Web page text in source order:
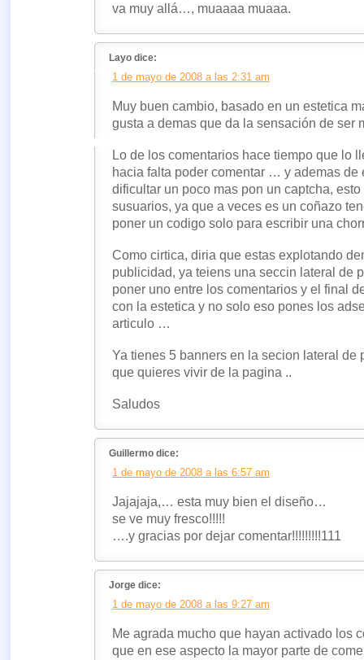
va muy allá…, muaaaa muaaa.
Layo dice:
1 de mayo de 2008 a las 2:31 am
Muy buen cambio, basado en un estetica
gusta a demas que da la sensación de ser
Lo de los comentarios hace tiempo que lo
hacia falta poder comentar … y ademas de
dificultar un poco mas pon un captcha,
susuarios, ya que a veces es un coñazo
poner un codigo solo para escribir una
Como cirtica, diria que estas explotando
publicidad, ya teiens una seccin lateral de
poner uno entre los comentarios y el final
con la estetica y no solo eso pones los
articulo …
Ya tienes 5 banners en la secion lateral
que quieres vivir de la pagina ..
Saludos
Guillermo dice:
1 de mayo de 2008 a las 6:57 am
Jajajaja,… esta muy bien el diseño…
se ve muy fresco!!!!!
….y gracias por dejar comentar!!!!!!!!!111
Jorge dice:
1 de mayo de 2008 a las 9:27 am
Me agrada mucho que hayan activado los
que en ese aspecto la mayor parte de